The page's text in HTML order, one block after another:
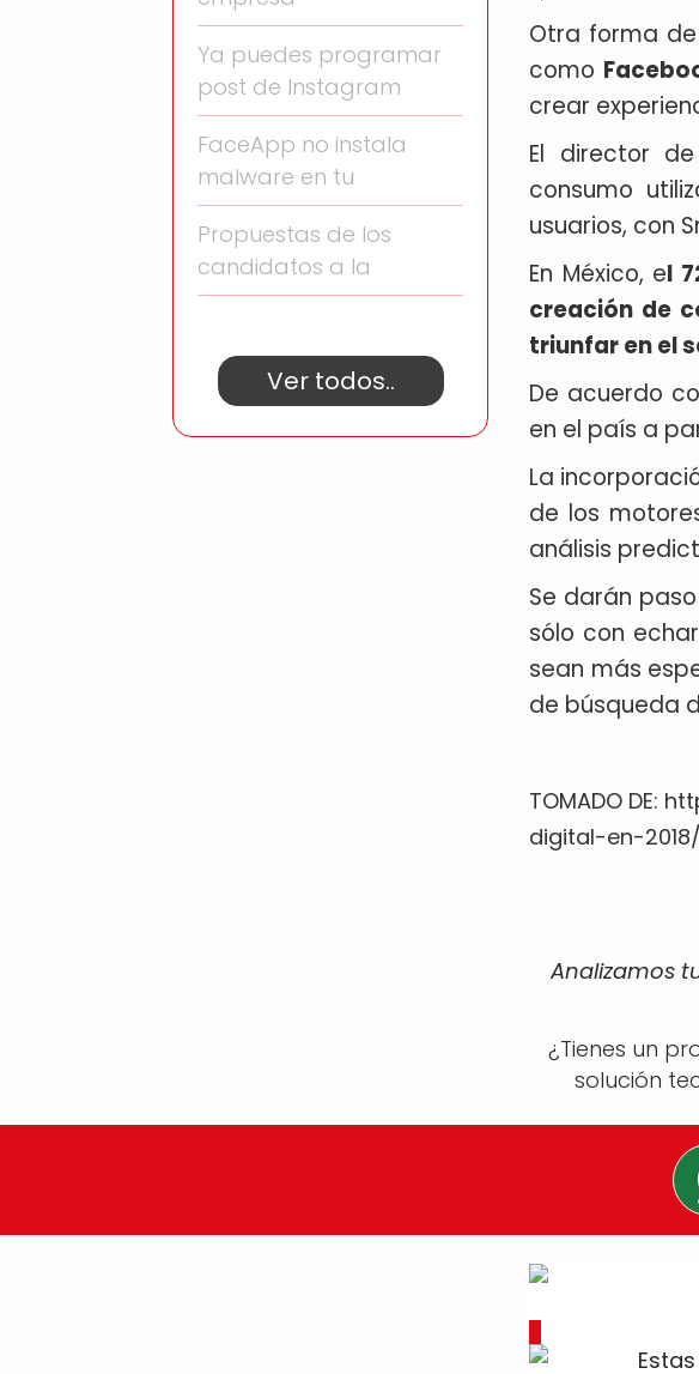
Ya puedes programar
post de Instagram
FaceApp no instala
malware en tu
Propuestas de los
candidatos a la
Ver todos..
Otra forma
como
crear
El director
consumo
usuarios, con
En México, el
creación de
triunfar en el
De acuerdo
en el país a
La
de los
análisis
Se darán
sólo con
sean más
de búsqueda
TOMADO DE:
digital-en-2018/
Analizamos
¿Tienes un
solución